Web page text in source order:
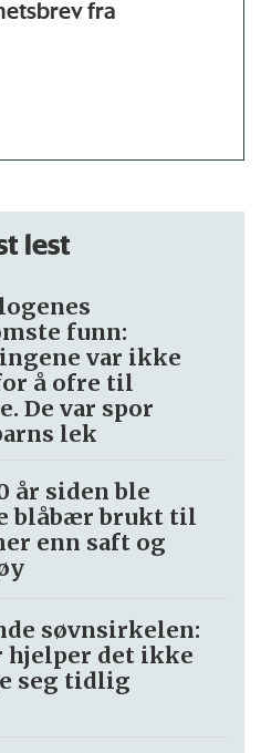
fra
lest
funn:
var ikke
å ofre til
De var spor
lek
år siden ble
blåbær brukt til
enn saft og
søvnsirkelen:
hjelper det ikke
seg tidlig